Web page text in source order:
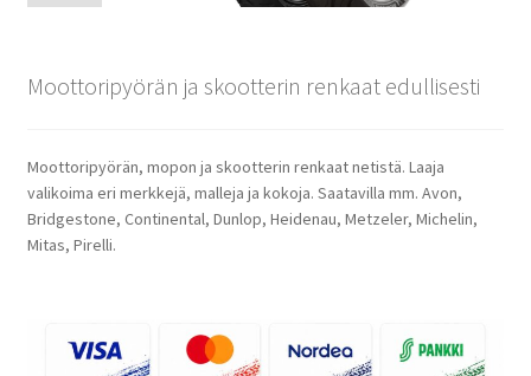
Moottoripyörän ja skootterin renkaat edullisesti
Moottoripyörän, mopon ja skootterin renkaat netistä. Laaja
valikoima eri merkkejä, malleja ja kokoja. Saatavilla mm. Avon,
Bridgestone, Continental, Dunlop, Heidenau, Metzeler, Michelin,
Mitas, Pirelli.